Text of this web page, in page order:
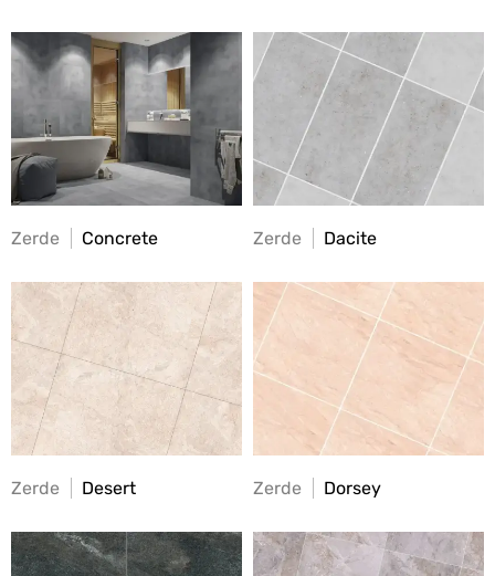
Zerde Concrete Zerde Dacite
Zerde Desert Zerde Dorsey